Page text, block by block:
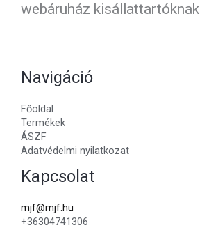
webáruház kisállattartóknak
Navigáció
Főoldal
Termékek
ÁSZF
Adatvédelmi nyilatkozat
Kapcsolat
mjf@mjf.hu
+36304741306